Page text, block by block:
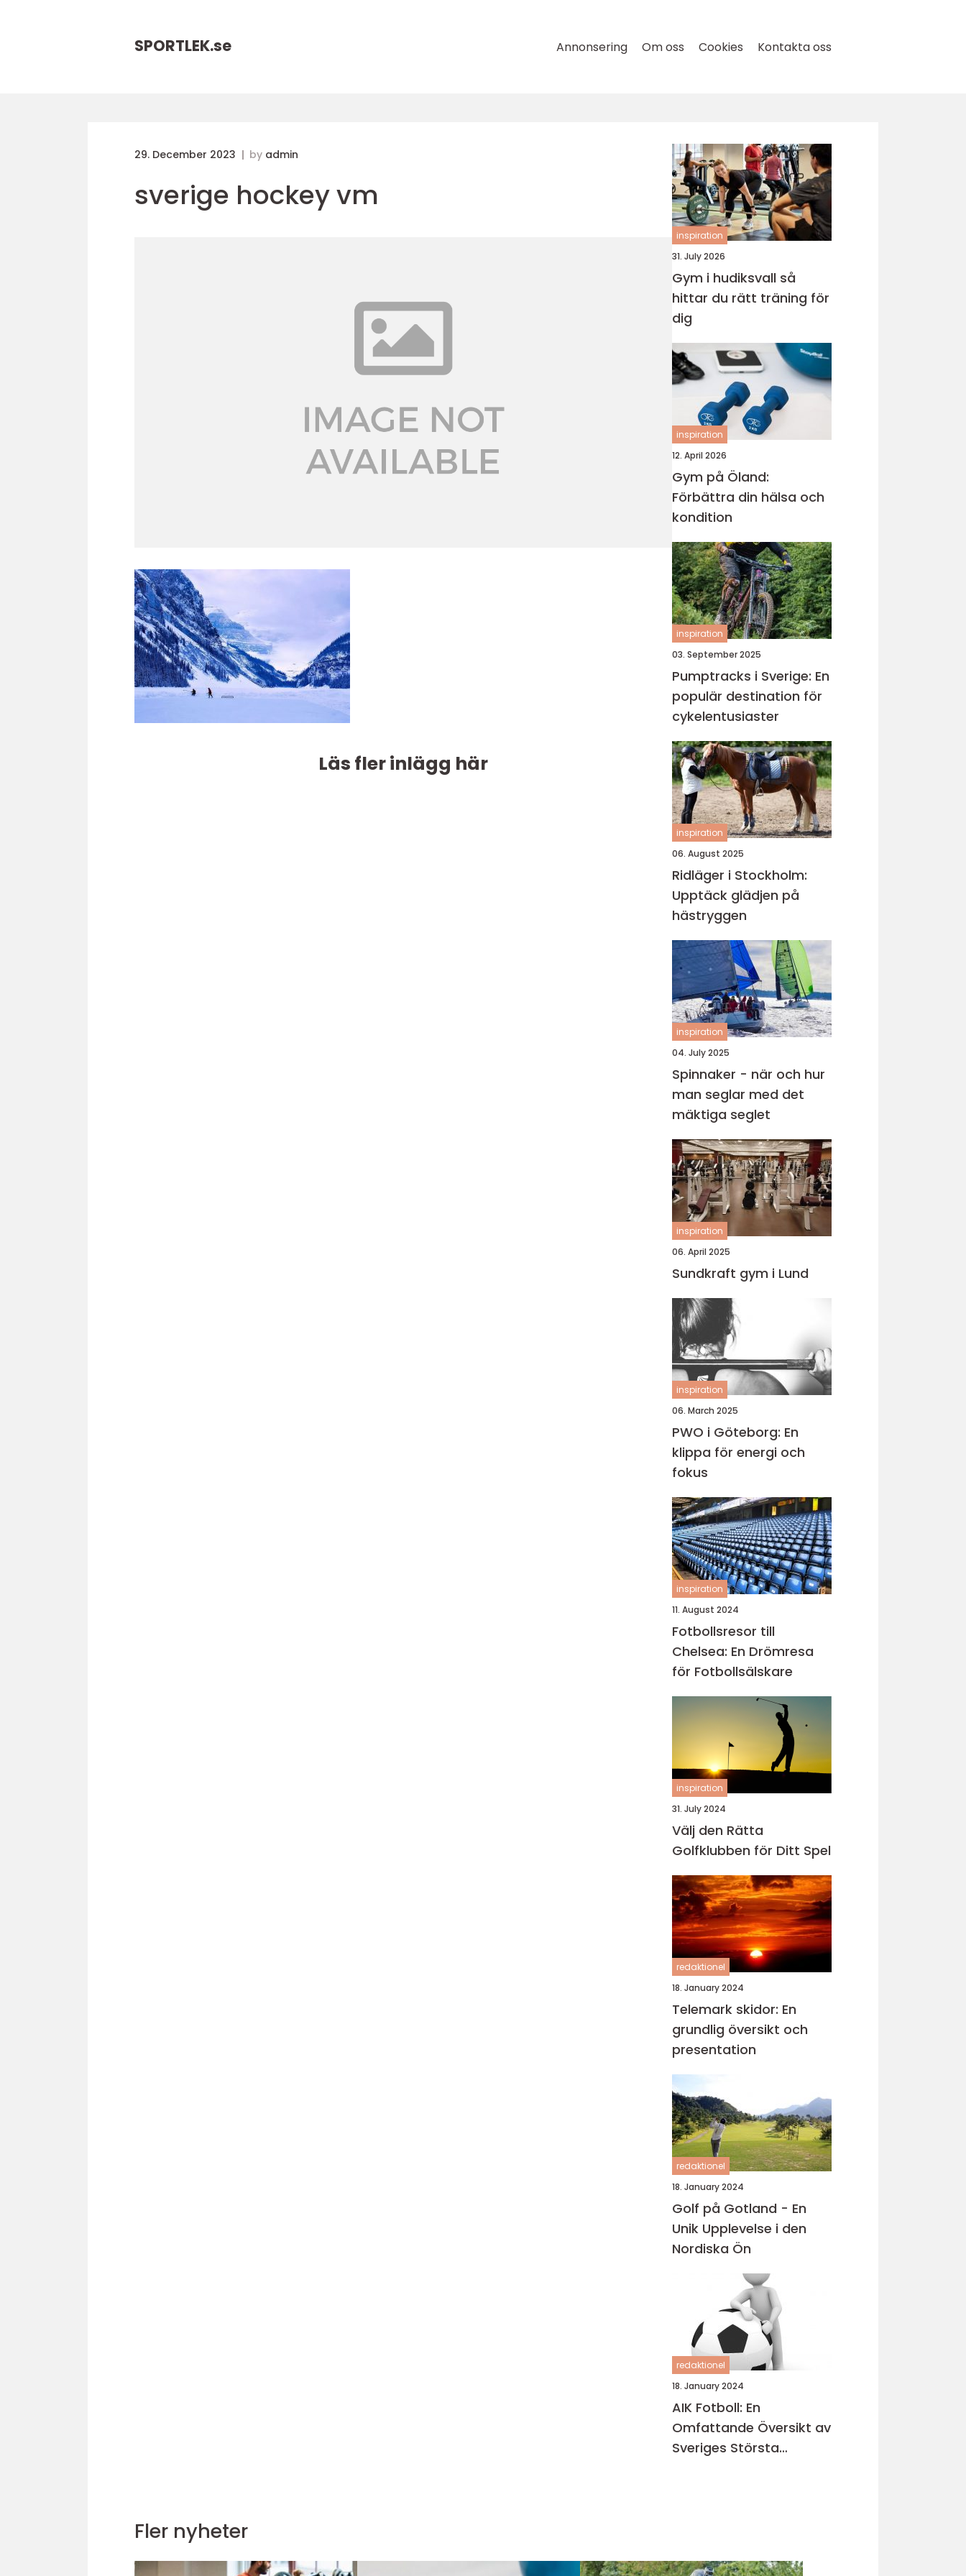
SPORTLEK.se Annonsering Om oss Cookies Kontakta oss
29. December 2023 by admin
sverige hockey vm
Läs fler inlägg här
inspiration
31. July 2026
Gym i hudiksvall så
hittar du rätt träning för
dig
inspiration
12. April 2026
Gym på Öland:
Förbättra din hälsa och
kondition
inspiration
03. September 2025
Pumptracks i Sverige: En
populär destination för
cykelentusiaster
inspiration
06. August 2025
Ridläger i Stockholm:
Upptäck glädjen på
hästryggen
inspiration
04. July 2025
Spinnaker - när och hur
man seglar med det
mäktiga seglet
inspiration
06. April 2025
Sundkraft gym i Lund
inspiration
06. March 2025
PWO i Göteborg: En
klippa för energi och
fokus
inspiration
11. August 2024
Fotbollsresor till
Chelsea: En Drömresa
för Fotbollsälskare
inspiration
31. July 2024
Välj den Rätta
Golfklubben för Ditt Spel
redaktionel
18. January 2024
Telemark skidor: En
grundlig översikt och
presentation
redaktionel
18. January 2024
Golf på Gotland - En
Unik Upplevelse i den
Nordiska Ön
redaktionel
18. January 2024
AIK Fotboll: En
Omfattande Översikt av
Sveriges Största
Fler nyheter